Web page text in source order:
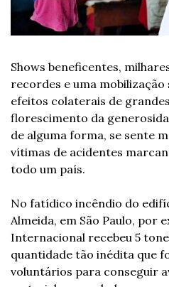
Shows beneficentes,
recordes e uma
efeitos colaterais de
florescimento da
de alguma forma, se sente
vítimas de acidentes
todo um país.
No fatídico incêndio do
Almeida, em São Paulo, por
Internacional recebeu 5
quantidade tão inédita que
voluntários para conseguir